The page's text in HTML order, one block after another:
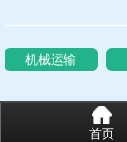
机械运输
首页